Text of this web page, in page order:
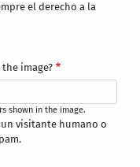
el derecho a la
image?
shown in the image.
visitante humano o